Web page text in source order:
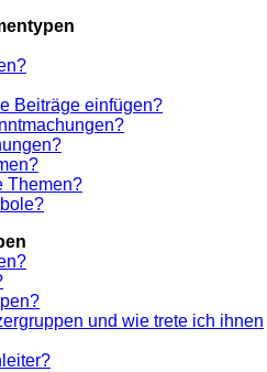
Beiträge einfügen?
Themen?
und wie trete ich ihnen